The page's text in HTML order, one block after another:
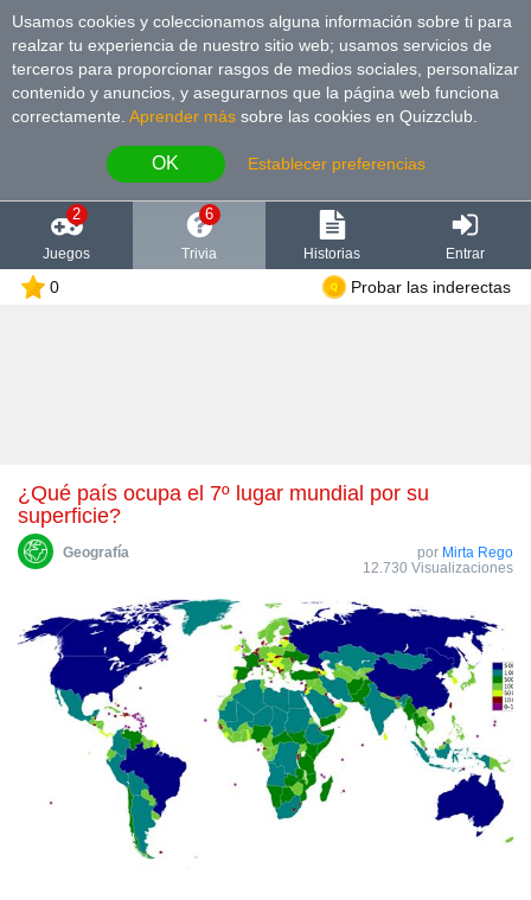
Usamos cookies y coleccionamos alguna información sobre ti para
realzar tu experiencia de nuestro sitio web; usamos servicios de
terceros para proporcionar rasgos de medios sociales, personalizar
contenido y anuncios, y asegurarnos que la página web funciona
correctamente. Aprender más sobre las cookies en Quizzclub.
OK Establecer preferencias
2
Juegos
6
Trivia Historias Entrar
0 Probar las inderectas
¿Qué país ocupa el 7º lugar mundial por su
superficie?
Geografía por Mirta Rego
12.730 Visualizaciones